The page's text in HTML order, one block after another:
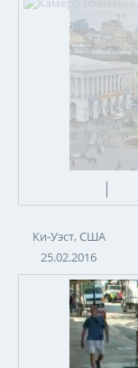
Ки-Уэст, США
25.02.2016